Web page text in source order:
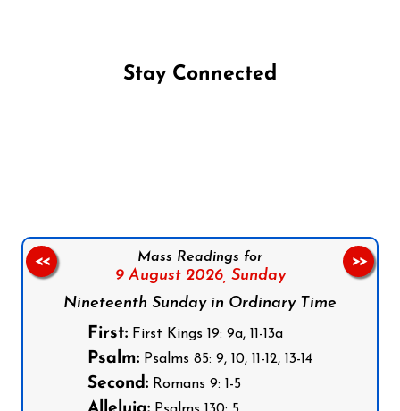
Stay Connected
Mass Readings for
9 August 2026, Sunday
Nineteenth Sunday in Ordinary Time
First: First Kings 19: 9a, 11-13a
Psalm: Psalms 85: 9, 10, 11-12, 13-14
Second: Romans 9: 1-5
<< >>